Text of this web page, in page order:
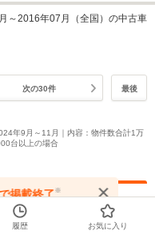
～2016年07月（全国）の中古車
次の30件 最後
年9月～11月｜内容：物件数合計1万
台以上の場合
比較
掲載終了※
ください
履歴 お気に入り